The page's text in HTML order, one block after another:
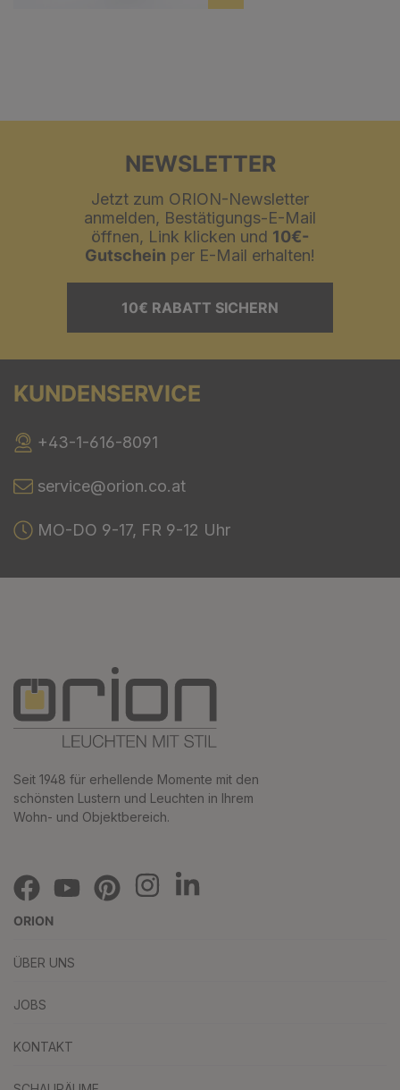
NEWSLETTER
Jetzt zum ORION-Newsletter
anmelden, Bestätigungs-E-Mail
öffnen, Link klicken und 10€-
Gutschein per E-Mail erhalten!
10€ RABATT SICHERN
KUNDENSERVICE
+43-1-616-8091
service@orion.co.at
MO-DO 9-17, FR 9-12 Uhr
Seit 1948 für erhellende Momente mit den
schönsten Lustern und Leuchten in Ihrem
Wohn- und Objektbereich.
ORION
ÜBER UNS
JOBS
KONTAKT